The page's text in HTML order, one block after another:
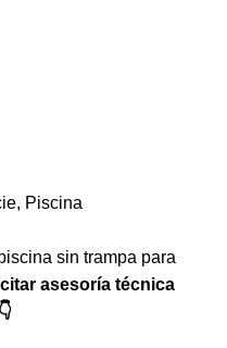
, Piscina
sin trampa para
asesoría técnica